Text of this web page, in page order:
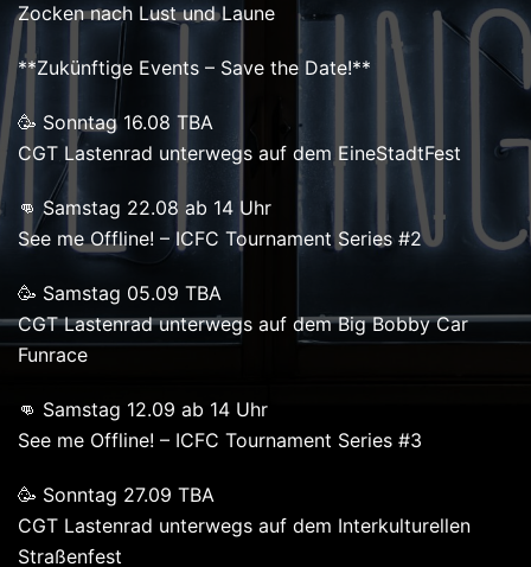
Zocken nach Lust und Laune
**Zukünftige Events – Save the Date!**
🥳 Sonntag 16.08 TBA
CGT Lastenrad unterwegs auf dem EineStadtFest
👊 Samstag 22.08 ab 14 Uhr
See me Offline! – ICFC Tournament Series #2
🥳 Samstag 05.09 TBA
CGT Lastenrad unterwegs auf dem Big Bobby Car
Funrace
👊 Samstag 12.09 ab 14 Uhr
See me Offline! – ICFC Tournament Series #3
🥳 Sonntag 27.09 TBA
CGT Lastenrad unterwegs auf dem Interkulturellen
Straßenfest